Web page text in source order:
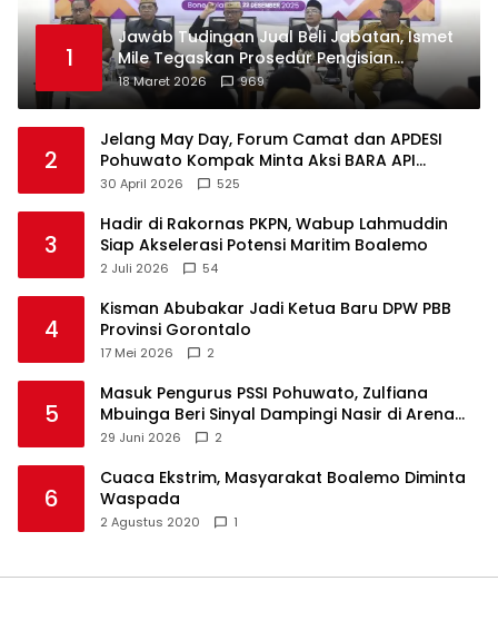
1
Jawab Tudingan Jual Beli Jabatan, Ismet
Mile Tegaskan Prosedur Pengisian
Jabatan
18 Maret 2026 969
2
Jelang May Day, Forum Camat dan APDESI
Pohuwato Kompak Minta Aksi BARA API
Ditunda
30 April 2026 525
3
Hadir di Rakornas PKPN, Wabup Lahmuddin
Siap Akselerasi Potensi Maritim Boalemo
2 Juli 2026 54
4
Kisman Abubakar Jadi Ketua Baru DPW PBB
Provinsi Gorontalo
17 Mei 2026 2
5
Masuk Pengurus PSSI Pohuwato, Zulfiana
Mbuinga Beri Sinyal Dampingi Nasir di Arena
Politik ?
29 Juni 2026 2
6
Cuaca Ekstrim, Masyarakat Boalemo Diminta
Waspada
2 Agustus 2020 1